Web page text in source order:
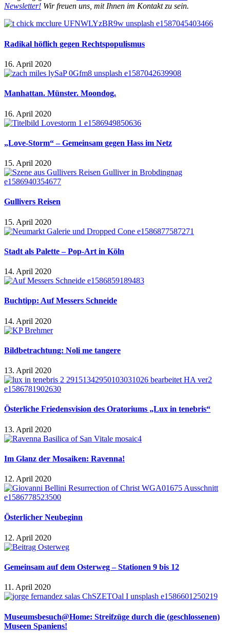
Newsletter! Wir freuen uns, mit Ihnen im Kontakt zu sein.
Radikal höflich gegen Rechtspopulismus
16. April 2020
Manhattan. Münster. Moondog.
16. April 2020
„Love-Storm“ – Gemeinsam gegen Hass im Netz
15. April 2020
Gullivers Reisen
15. April 2020
Stadt als Palette – Pop-Art in Köln
14. April 2020
Buchtipp: Auf Messers Schneide
14. April 2020
Bildbetrachtung: Noli me tangere
13. April 2020
Österliche Friedensvision des Oratoriums „Lux in tenebris“
13. April 2020
Im Glanz der Mosaiken: Ravenna!
12. April 2020
Österlicher Neubeginn
12. April 2020
Gemeinsam auf dem Osterweg – Stationen 9 bis 12
11. April 2020
Museumsbesuch@Home: Streifzüge durch die (geschlossenen)
Museen Spaniens!